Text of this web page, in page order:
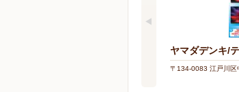
ヤマダデンキ/
〒134-0083 江戸川区